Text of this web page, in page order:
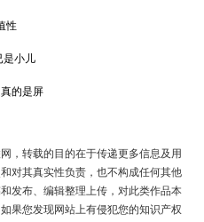
性
是小儿
的是屏
，转载的目的在于传递更多信息及用
对其真实性负责，也不构成任何其他
发布、编辑整理上传，对此类作品本
果您发现网站上有侵犯您的知识产权